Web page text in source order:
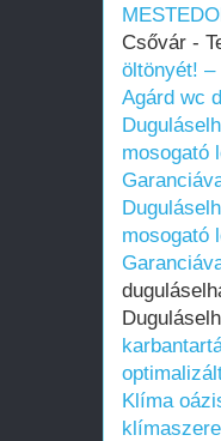
Csővár -
öltönyét! –
Agárd wc
mosogató
mosogató
Klíma